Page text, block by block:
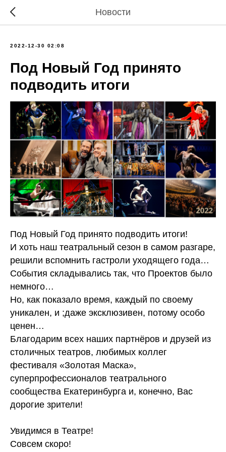
Новости
2022-12-30 02:08
Под Новый Год принято
подводить итоги
Под Новый Год принято подводить итоги!
И хоть наш театральный сезон в самом разгаре,
решили вспомнить гастроли уходящего года…
События складывались так, что Проектов было
немного…
Но, как показало время, каждый по своему
уникален, и ;даже эксклюзивен, потому особо
ценен…
Благодарим всех наших партнёров и друзей из
столичных театров, любимых коллег
фестиваля «Золотая Маска»,
суперпрофессионалов театрального
сообщества Екатеринбурга и, конечно, Вас
дорогие зрители!
Увидимся в Театре!
Совсем скоро!